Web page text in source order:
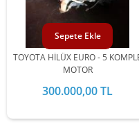
TOYOTA HİLÜX EURO - 5
MOTOR
300.000,00 TL
Sepete Ekle